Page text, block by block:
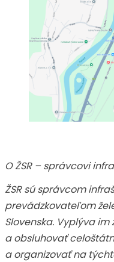
O ŽSR – správcovi
ŽSR sú správcom
prevádzkovateľom
Slovenska. Vyplýva
a obsluhovať
a organizovať na